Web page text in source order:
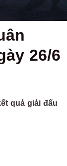
26/6
quả giải đấu